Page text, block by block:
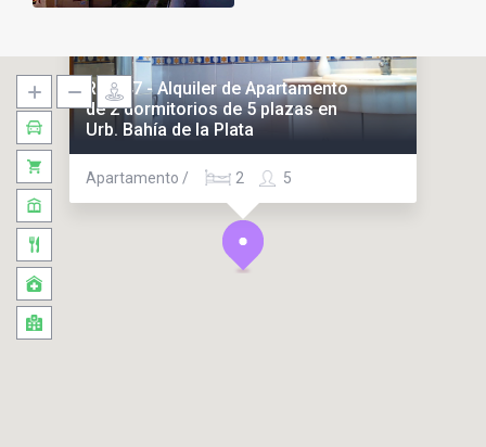
Ref. 47 - Alquiler de Apartamento
de 2 dormitorios de 5 plazas en
Urb. Bahía de la Plata
Apartamento / 5
2